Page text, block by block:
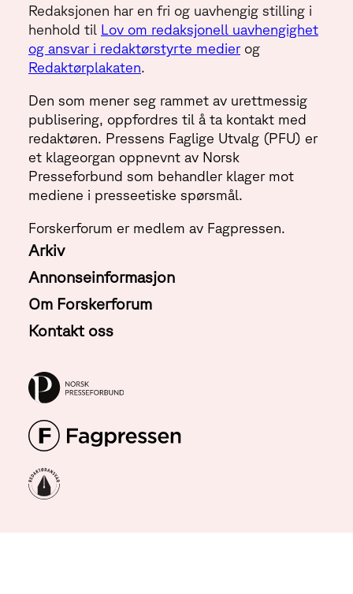
Redaksjonen har en fri og uavhengig stilling i
henhold til Lov om redaksjonell uavhengighet
og ansvar i redaktørstyrte medierog
Redaktørplakaten.
Den som mener seg rammet av urettmessig
publisering, oppfordres til å ta kontakt med
redaktøren. Pressens Faglige Utvalg (PFU) er
et klageorgan oppnevnt av Norsk
Presseforbund som behandler klager mot
mediene i presseetiske spørsmål.
Forskerforum er medlem av Fagpressen.
Arkiv
Annonseinformasjon
Om Forskerforum
Kontakt oss